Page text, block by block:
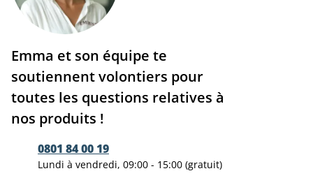
Emma et son équipe te
soutiennent volontiers pour
toutes les questions relatives à
nos produits !
0801 84 00 19
Lundi à vendredi, 09:00 - 15:00 (gratuit)